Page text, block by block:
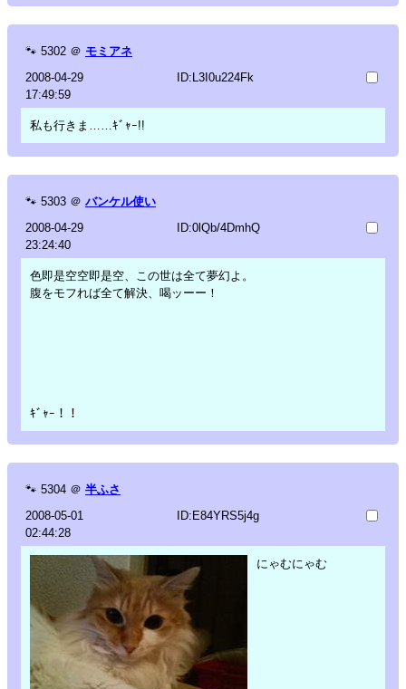
🐾 5302 ＠ モミアネ
2008-04-29
17:49:59
ID:L3I0u224Fk
私も行きま……ｷﾞｬｰ!!
🐾 5303 ＠ バンケル使い
2008-04-29
23:24:40
ID:0lQb/4DmhQ
色即是空空即是空、この世は全て夢幻よ。
腹をモフれば全て解決、喝ッーー！
ｷﾞｬｰ！！
🐾 5304 ＠ 半ふさ
2008-05-01
02:44:28
ID:E84YRS5j4g
にゃむにゃむ